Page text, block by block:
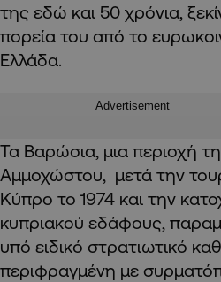
της εδώ και 50 χρόνια,
πορεία του από το
Ελλάδα.
Advertisement
Τα Βαρώσια, μια περιοχή
Αμμοχώστου, μετά την
Κύπρο το 1974 και την
κυπριακού εδάφους,
υπό ειδικό στρατιωτικό
περιφραγμένη με